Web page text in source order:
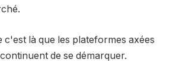
c'est là que les plateformes axées
de se démarquer.